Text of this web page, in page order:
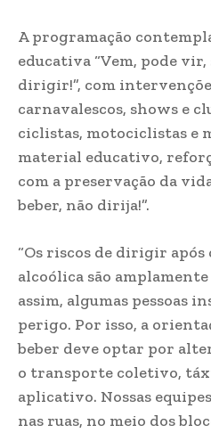
A programação
educativa “Vem, pode
dirigir!”, com
carnavalescos, shows e
ciclistas, motociclistas e
material educativo,
com a preservação da
beber, não dirija!”.
“Os riscos de dirigir
alcoólica são
assim, algumas pessoas
perigo. Por isso, a
beber deve optar por
o transporte coletivo,
aplicativo. Nossas
nas ruas, no meio dos